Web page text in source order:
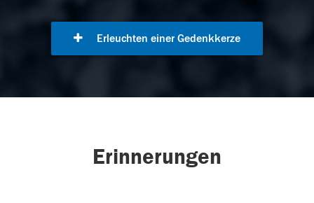
Erleuchten einer Gedenkkerze
Erinnerungen